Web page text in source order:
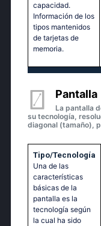
capacidad.
Información de los
tipos mantenidos
de tarjetas de
memoria.
Pantalla
La pantalla
su tecnología,
diagonal (tamaño),
Tipo/Tecnología
Una de las
características
básicas de la
pantalla es la
tecnología según
la cual ha sido